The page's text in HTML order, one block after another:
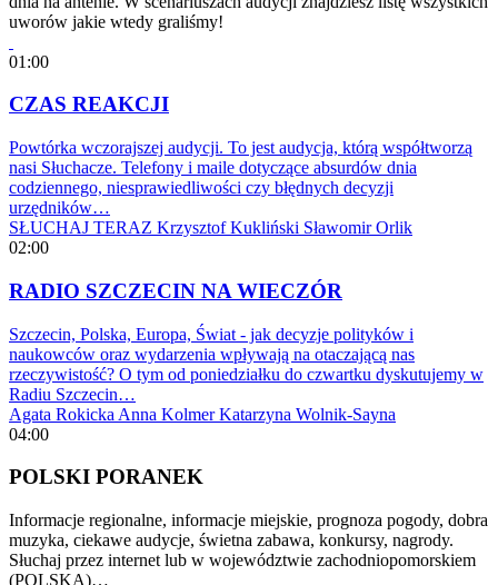
uworów jakie wtedy graliśmy!
01:00
CZAS REAKCJI
Powtórka wczorajszej audycji. To jest audycja, którą współtworzą
nasi Słuchacze. Telefony i maile dotyczące absurdów dnia
codziennego, niesprawiedliwości czy błędnych decyzji
urzędników…
SŁUCHAJ TERAZ Krzysztof Kukliński Sławomir Orlik
02:00
RADIO SZCZECIN NA WIECZÓR
Szczecin, Polska, Europa, Świat - jak decyzje polityków i
naukowców oraz wydarzenia wpływają na otaczającą nas
rzeczywistość? O tym od poniedziałku do czwartku dyskutujemy w
Radiu Szczecin…
Agata Rokicka Anna Kolmer Katarzyna Wolnik-Sayna
04:00
POLSKI PORANEK
Informacje regionalne, informacje miejskie, prognoza pogody, dobra
muzyka, ciekawe audycje, świetna zabawa, konkursy, nagrody.
Słuchaj przez internet lub w województwie zachodniopomorskiem
(POLSKA)…